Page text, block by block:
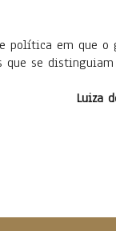
política em que o
que se
Luiza